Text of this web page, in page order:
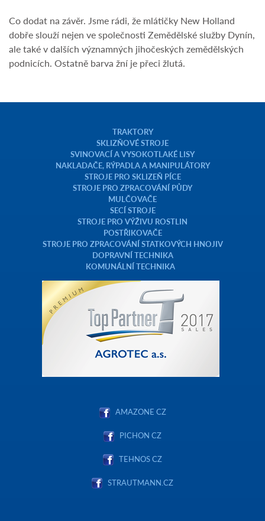
Co dodat na závěr. Jsme rádi, že mlátičky New Holland
dobře slouží nejen ve společnosti Zemědělské služby Dynín,
ale také v dalších významných jihočeských zemědělských
podnicích. Ostatně barva žní je přeci žlutá.
TRAKTORY
SKLIZŇOVÉ STROJE
SVINOVACÍ A VYSOKOTLAKÉ LISY
NAKLADAČE, RÝPADLA A MANIPULÁTORY
STROJE PRO SKLIZEŇ PÍCE
STROJE PRO ZPRACOVÁNÍ PŮDY
MULČOVAČE
SECÍ STROJE
STROJE PRO VÝŽIVU ROSTLIN
POSTŘIKOVAČE
STROJE PRO ZPRACOVÁNÍ STATKOVÝCH HNOJIV
DOPRAVNÍ TECHNIKA
KOMUNÁLNÍ TECHNIKA
AMAZONE CZ
PICHON CZ
TEHNOS CZ
STRAUTMANN.CZ